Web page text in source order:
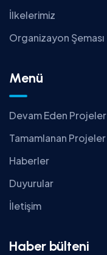
İlkelerimiz
Organizayon Şeması
Menü
Devam Eden Projeler
Tamamlanan Projeler
Haberler
Duyurular
İletişim
Haber bülteni